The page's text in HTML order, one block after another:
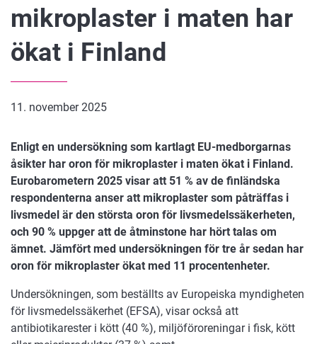
mikroplaster i maten har
ökat i Finland
11. november 2025
Enligt en undersökning som kartlagt EU-medborgarnas
åsikter har oron för mikroplaster i maten ökat i Finland.
Eurobarometern 2025 visar att 51 % av de finländska
respondenterna anser att mikroplaster som påträffas i
livsmedel är den största oron för livsmedelssäkerheten,
och 90 % uppger att de åtminstone har hört talas om
ämnet. Jämfört med undersökningen för tre år sedan har
oron för mikroplaster ökat med 11 procentenheter.
Undersökningen, som beställts av Europeiska myndigheten
för livsmedelssäkerhet (EFSA), visar också att
antibiotikarester i kött (40 %), miljöföroreningar i fisk, kött